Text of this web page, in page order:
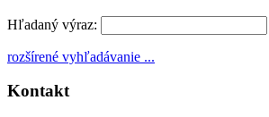
Hľadaný výraz:
rozšírené vyhľadávanie ...
Kontakt